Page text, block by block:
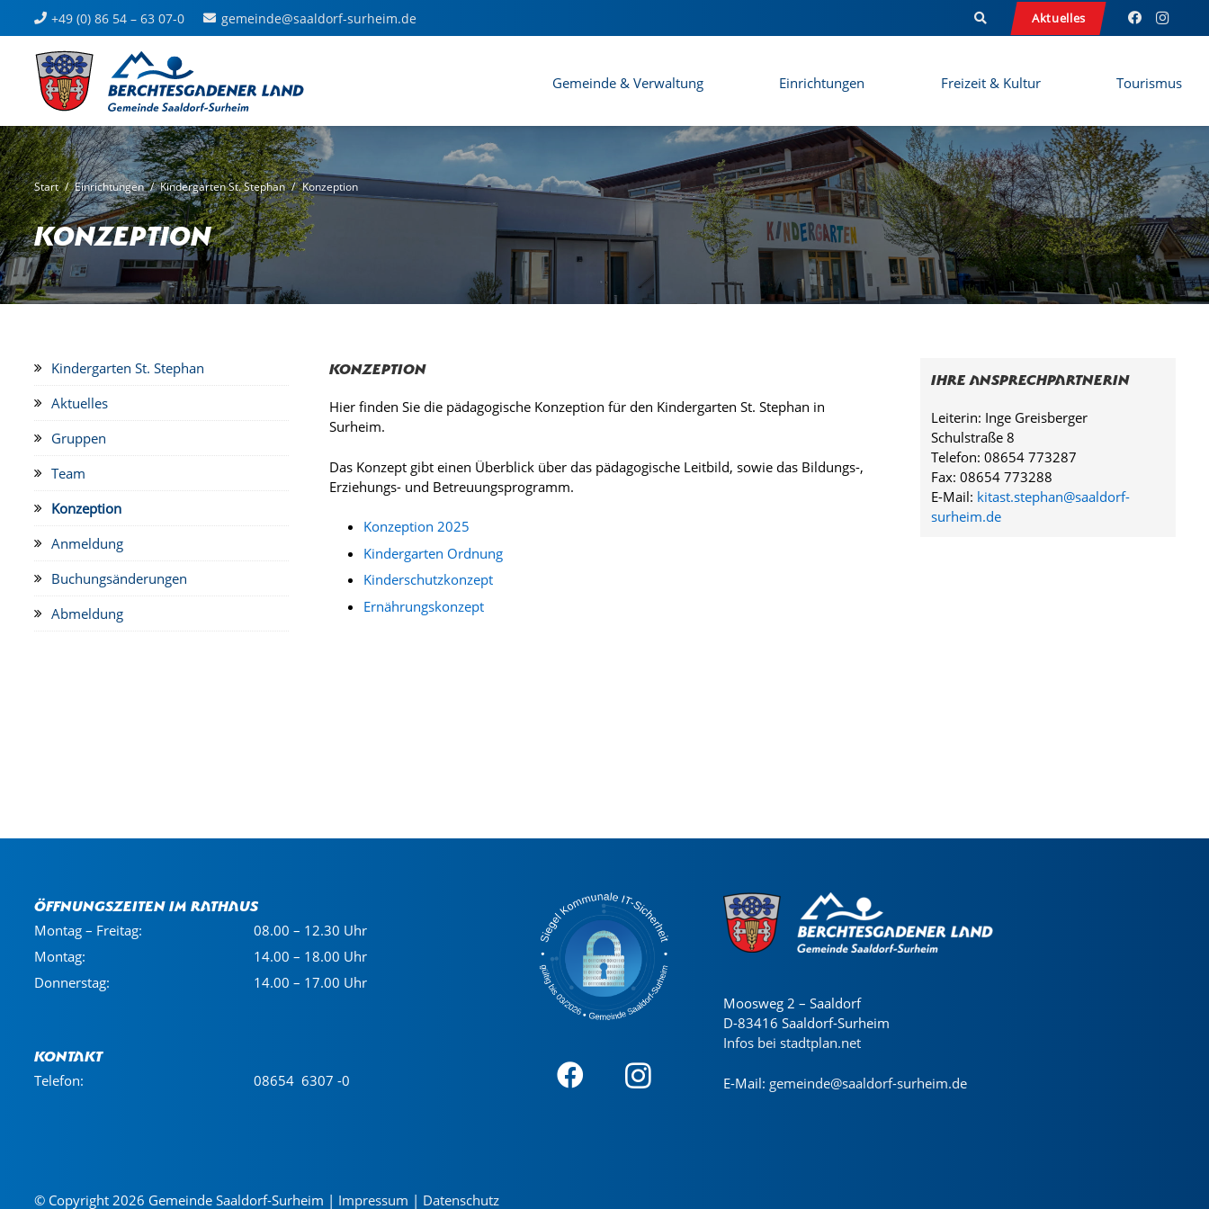
+49 (0) 86 54 – 63 07-0 gemeinde@saaldorf-surheim.de Aktuelles
Gemeinde & Verwaltung Einrichtungen Freizeit & Kultur Tourismus
Start / Einrichtungen / Kindergarten St. Stephan / Konzeption
Konzeption
Kindergarten St. Stephan
Aktuelles
Gruppen
Team
Konzeption
Anmeldung
Buchungsänderungen
Abmeldung
Konzeption
Hier finden Sie die pädagogische Konzeption für den Kindergarten St. Stephan in
Surheim.
Das Konzept gibt einen Überblick über das pädagogische Leitbild, sowie das Bildungs-,
Erziehungs- und Betreuungsprogramm.
Konzeption 2025
Kindergarten Ordnung
Kinderschutzkonzept
Ernährungskonzept
Ihre Ansprechpartnerin
Leiterin: Inge Greisberger
Schulstraße 8
Telefon: 08654 773287
Fax: 08654 773288
E-Mail: kitast.stephan@saaldorf-
surheim.de
Öffnungszeiten im Rathaus
Montag – Freitag:
08.00 – 12.30 Uhr
Montag:
14.00 – 18.00 Uhr
Donnerstag:
14.00 – 17.00 Uhr
Kontakt
Telefon: 08654 6307 -0
Moosweg 2 – Saaldorf
D-83416 Saaldorf-Surheim
Infos bei stadtplan.net
E-Mail: gemeinde@saaldorf-surheim.de
© Copyright 2026 Gemeinde Saaldorf-Surheim | Impressum | Datenschutz